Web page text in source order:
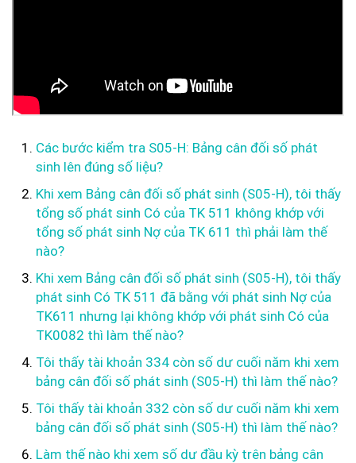
Các bước kiểm tra S05-H: Bảng cân đối số phát
sinh lên đúng số liệu?
Khi xem Bảng cân đối số phát sinh (S05-H), tôi thấy
tổng số phát sinh Có của TK 511 không khớp với
tổng số phát sinh Nợ của TK 611 thì phải làm thế
nào?
Khi xem Bảng cân đối số phát sinh (S05-H), tôi thấy
phát sinh Có TK 511 đã bằng với phát sinh Nợ của
TK611 nhưng lại không khớp với phát sinh Có của
TK0082 thì làm thế nào?
Tôi thấy tài khoản 334 còn số dư cuối năm khi xem
bảng cân đối số phát sinh (S05-H) thì làm thế nào?
Tôi thấy tài khoản 332 còn số dư cuối năm khi xem
bảng cân đối số phát sinh (S05-H) thì làm thế nào?
Làm thế nào khi xem số dư đầu kỳ trên bảng cân